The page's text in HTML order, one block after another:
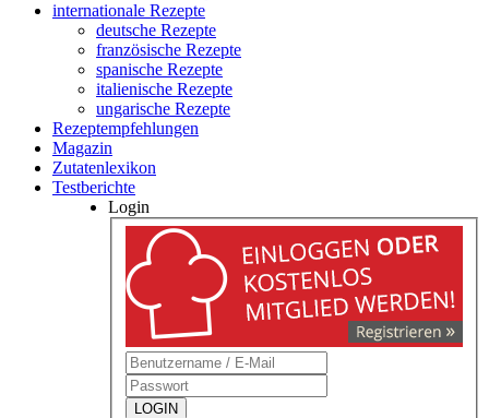
internationale Rezepte
deutsche Rezepte
französische Rezepte
spanische Rezepte
italienische Rezepte
ungarische Rezepte
Rezeptempfehlungen
Magazin
Zutatenlexikon
Testberichte
Login
LOGIN